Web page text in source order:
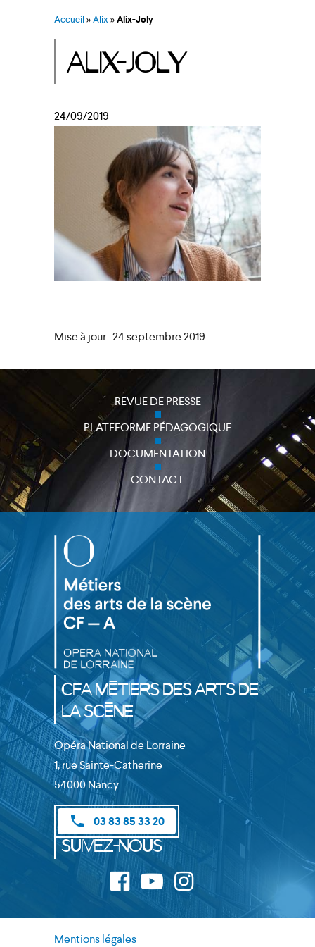
Accueil»Alix »Alix-Joly
ALIX-JOLY
24/09/2019
Mise à jour : 24 septembre 2019
REVUE DE PRESSE
PLATEFORME PÉDAGOGIQUE
DOCUMENTATION
CONTACT
CFA Métiers des Arts de
la Scène
Opéra National de Lorraine
1, rue Sainte-Catherine
54000 Nancy
phone 03 83 85 33 20
Suivez-nous
Mentions légales